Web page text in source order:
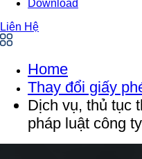
Download
Liên Hệ
Home
Thay đổi giấy
Dịch vụ, thủ tục
pháp luật công